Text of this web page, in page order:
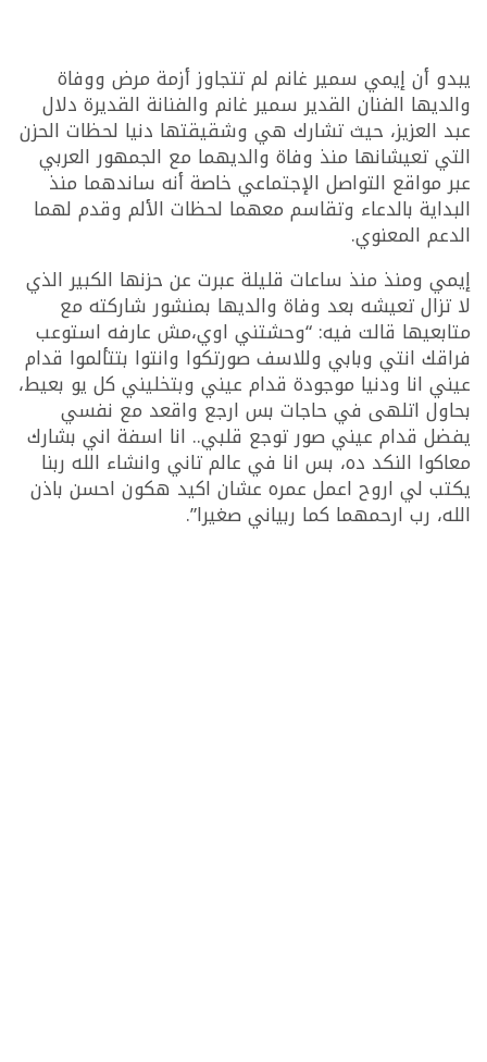
يبدو أن إيمي سمير غانم لم تتجاوز أزمة مرض ووفاة
والديها الفنان القدير سمير غانم والفنانة القديرة دلال
عبد العزيز، حيث تشارك هي وشقيقتها دنيا لحظات الحزن
التي تعيشانها منذ وفاة والديهما مع الجمهور العربي
عبر مواقع التواصل الإجتماعي خاصة أنه ساندهما منذ
البداية بالدعاء وتقاسم معهما لحظات الألم وقدم لهما
الدعم المعنوي.
إيمي ومنذ منذ ساعات قليلة عبرت عن حزنها الكبير الذي
لا تزال تعيشه بعد وفاة والديها بمنشور شاركته مع
متابعيها قالت فيه: “وحشتني اوي،مش عارفه استوعب
فراقك انتي وبابي وللاسف صورتكوا وانتوا بتتألموا قدام
عيني انا ودنيا موجودة قدام عيني وبتخليني كل يو بعيط،
بحاول اتلهى في حاجات بس ارجع واقعد مع نفسي
يفضل قدام عيني صور توجع قلبي.. انا اسفة اني بشارك
معاكوا النكد ده، بس انا في عالم تاني وانشاء الله ربنا
يكتب لي اروح اعمل عمره عشان اكيد هكون احسن باذن
الله، رب ارحمهما كما ربياني صغيرا”.